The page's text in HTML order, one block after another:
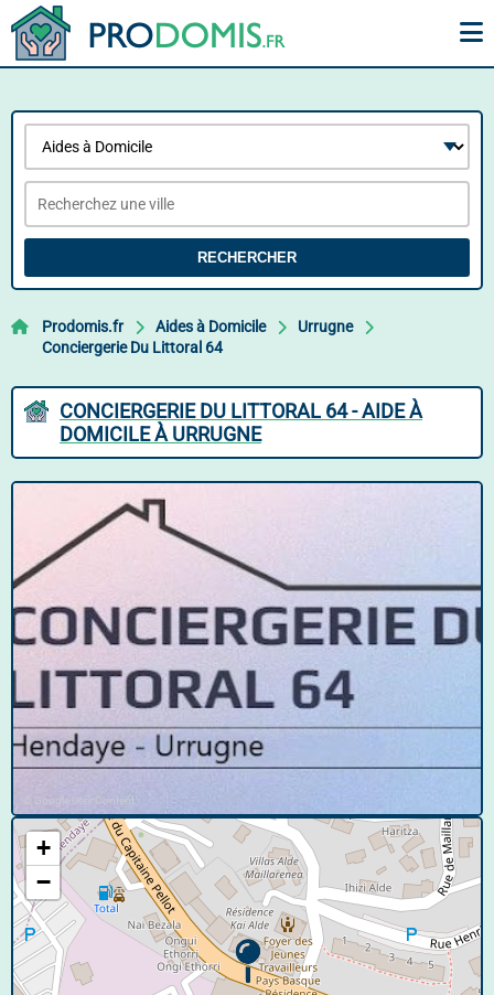
RECHERCHER
Prodomis.fr Aides à Domicile
Urrugne
Conciergerie Du Littoral 64
CONCIERGERIE DU LITTORAL 64 - AIDE À
DOMICILE À URRUGNE
© Google User Content
+
−